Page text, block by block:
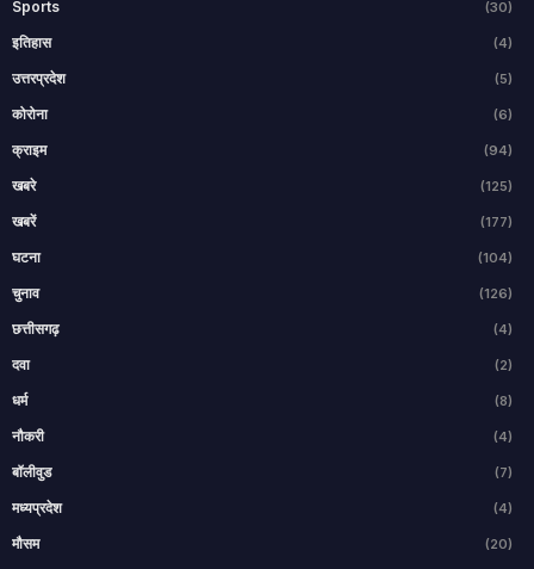
Sports (30)
इतिहास (4)
उत्तरप्रदेश (5)
कोरोना (6)
क्राइम (94)
खबरे (125)
खबरें (177)
घटना (104)
चुनाव (126)
छत्तीसगढ़ (4)
दवा (2)
धर्म (8)
नौकरी (4)
बॉलीवुड (7)
मध्यप्रदेश (4)
मौसम (20)